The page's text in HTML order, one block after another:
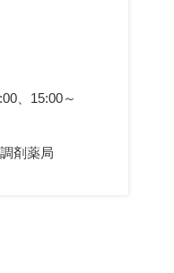
、15:00～
剤薬局